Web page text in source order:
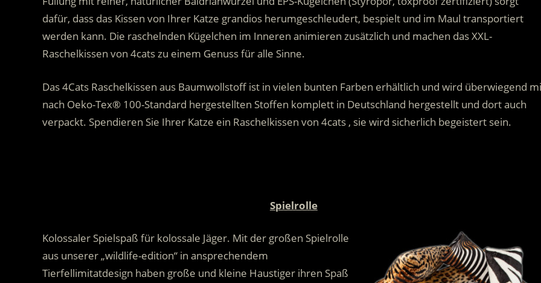
dafür, dass das Kissen von Ihrer Katze grandios herumgeschleudert, bespielt und im Maul transportiert
werden kann. Die raschelnden Kügelchen im Inneren animieren zusätzlich und machen das XXL-
Raschelkissen von 4cats zu einem Genuss für alle Sinne.
Das 4Cats Raschelkissen aus Baumwollstoff ist in vielen bunten Farben erhältlich und wird überwiegend
nach Oeko-Tex® 100-Standard hergestellten Stoffen komplett in Deutschland hergestellt und dort auch
verpackt. Spendieren Sie Ihrer Katze ein Raschelkissen von 4cats , sie wird sicherlich begeistert sein.
Spielrolle
Kolossaler Spielspaß für kolossale Jäger. Mit der großen Spielrolle
aus unserer „wildlife-edition“ in ansprechendem
Tierfellimitatdesign haben große und kleine Haustiger ihren Spaß